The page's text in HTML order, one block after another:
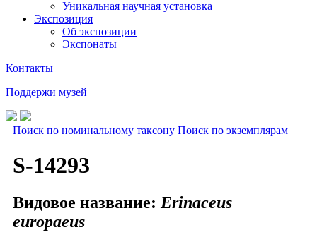
Уникальная научная установка
Экспозиция
Об экспозиции
Экспонаты
Контакты
Поддержи музей
Поиск по номинальному таксону Поиск по экземплярам
S-14293
Видовое название: Erinaceus
europaeus